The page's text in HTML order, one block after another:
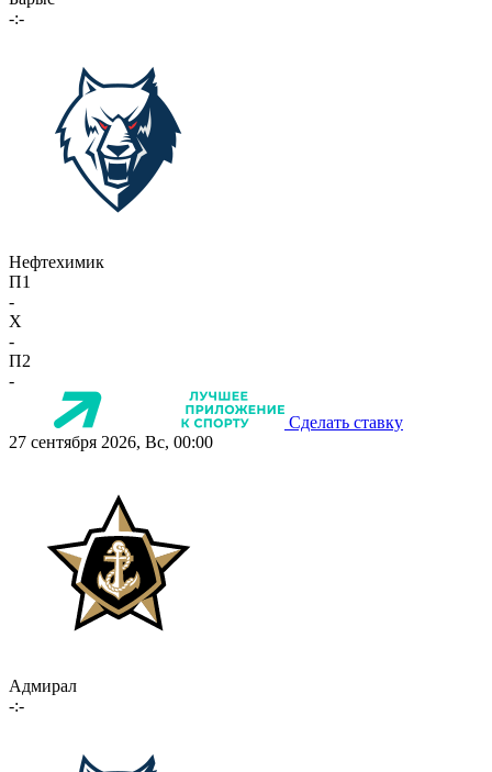
-:-
Нефтехимик
П1
-
X
-
П2
-
Сделать ставку
27 сентября 2026, Вс, 00:00
Адмирал
-:-